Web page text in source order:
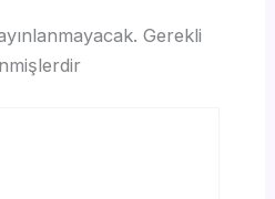
Gerekli